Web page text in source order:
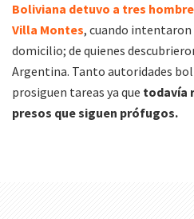
Boliviana detuvo a tres
Villa Montes, cuando intentaron
domicilio; de quienes
Argentina. Tanto autoridades
prosiguen tareas ya que todavía
presos que siguen prófugos.